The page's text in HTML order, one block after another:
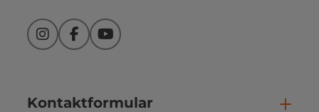
InstagramFacebookYouTube
Kontaktformular